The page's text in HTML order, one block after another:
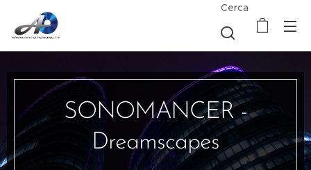
Cerca
SONOMANCER -
Dreamscapes